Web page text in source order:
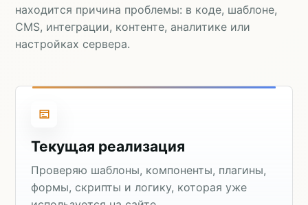
находится причина проблемы: в коде, шаблоне,
CMS, интеграции, контенте, аналитике или
настройках сервера.
Текущая реализация
Проверяю шаблоны, компоненты, плагины,
формы, скрипты и логику, которая уже